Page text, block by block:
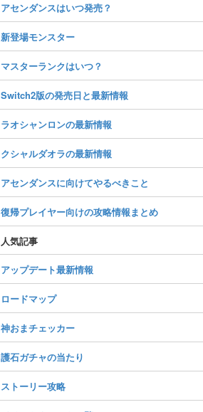
アセンダンスはいつ発売？
新登場モンスター
マスターランクはいつ？
Switch2版の発売日と最新情報
ラオシャンロンの最新情報
クシャルダオラの最新情報
アセンダンスに向けてやるべきこと
復帰プレイヤー向けの攻略情報まとめ
人気記事
アップデート最新情報
ロードマップ
神おまチェッカー
護石ガチャの当たり
ストーリー攻略